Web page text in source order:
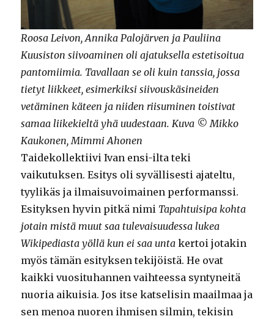
Roosa Leivon, Annika Palojärven ja Pauliina
Kuusiston siivoaminen oli ajatuksella estetisoitua
pantomiimia. Tavallaan se oli kuin tanssia, jossa
tietyt liikkeet, esimerkiksi siivouskäsineiden
vetäminen käteen ja niiden riisuminen toistivat
samaa liikekieltä yhä uudestaan. Kuva © Mikko
Kaukonen, Mimmi Ahonen
Taidekollektiivi Ivan ensi-ilta teki
vaikutuksen. Esitys oli syvällisesti ajateltu,
tyylikäs ja ilmaisuvoimainen performanssi.
Esityksen hyvin pitkä nimi Tapahtuisipa kohta
jotain mistä muut saa tulevaisuudessa lukea
Wikipediasta yöllä kun ei saa unta kertoi jotakin
myös tämän esityksen tekijöistä. He ovat
kaikki vuosituhannen vaihteessa syntyneitä
nuoria aikuisia. Jos itse katselisin maailmaa ja
sen menoa nuoren ihmisen silmin, tekisin